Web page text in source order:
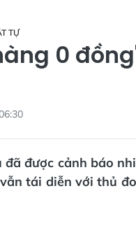
TỰ
0
đã được cảnh báo
tái diễn với thủ